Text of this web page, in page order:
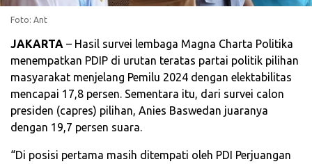
Foto: Ant
JAKARTA – Hasil survei lembaga Magna Charta Politika
menempatkan PDIP di urutan teratas partai politik pilihan
masyarakat menjelang Pemilu 2024 dengan elektabilitas
mencapai 17,8 persen. Sementara itu, dari survei calon
presiden (capres) pilihan, Anies Baswedan juaranya
dengan 19,7 persen suara.
“Di posisi pertama masih ditempati oleh PDI Perjuangan